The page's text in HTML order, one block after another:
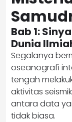
Bab 1:
Dunia
Segalanya
oseanografi
tengah
aktivitas
antara data
tidak biasa.